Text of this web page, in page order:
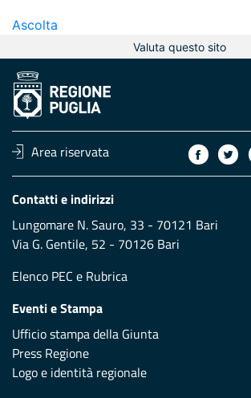
Ascolta
Valuta questo sito
Area riservata
Contatti e indirizzi
Lungomare N. Sauro, 33 - 70121 Bari
Via G. Gentile, 52 - 70126 Bari
Elenco PEC e Rubrica
Eventi e Stampa
Ufficio stampa della Giunta
Press Regione
Logo e identità regionale